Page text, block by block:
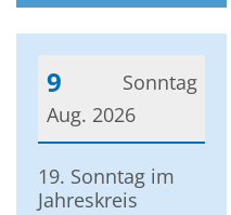
Sonntag
9
Aug. 2026
Datum: 9. August 2026
19. Sonntag im
Jahreskreis